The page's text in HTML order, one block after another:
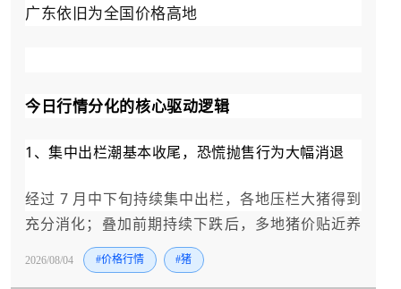
广东依旧为全国价格高地
今日行情分化的核心驱动逻辑
1、集中出栏潮基本收尾，恐慌抛售行为大幅消退
经过 7 月中下旬持续集中出栏，各地压栏大猪得到
充分消化；叠加前期持续下跌后，多地猪价贴近养
殖盈亏平衡线，散户不愿在低位大量清栏，市场流
通生猪供给不再持续放量，奠定止跌筑底基础。
2026/08/04 #价格行情 #猪